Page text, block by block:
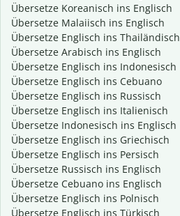
Übersetze Koreanisch ins Englisch
Übersetze Malaiisch ins Englisch
Übersetze Englisch ins Thailändisch
Übersetze Arabisch ins Englisch
Übersetze Englisch ins Indonesisch
Übersetze Englisch ins Cebuano
Übersetze Englisch ins Russisch
Übersetze Englisch ins Italienisch
Übersetze Indonesisch ins Englisch
Übersetze Englisch ins Griechisch
Übersetze Englisch ins Persisch
Übersetze Russisch ins Englisch
Übersetze Cebuano ins Englisch
Übersetze Englisch ins Polnisch
Übersetze Englisch ins Türkisch